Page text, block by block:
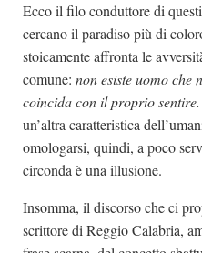
Ecco il filo conduttore di
cercano il paradiso più di
stoicamente affronta le
comune: non esiste uomo che
coincida con il proprio sentire.
un’altra caratteristica
omologarsi, quindi, a poco
circonda è una illusione.
Insomma, il discorso che ci
scrittore di Reggio Calabria,